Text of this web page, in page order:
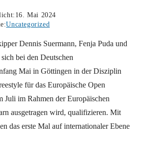
16. Mai 2024
Uncategorized
Dennis Suermann, Fenja Puda und
bei den Deutschen
Mai in Göttingen in der Disziplin
für das Europäische Open
Juli im Rahmen der Europäischen
ausgetragen wird, qualifizieren. Mit
das erste Mal auf internationaler Ebene